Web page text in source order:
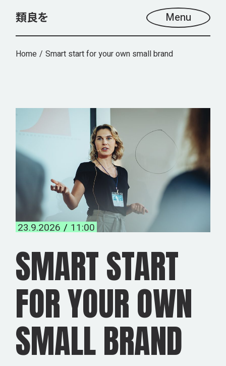
Menu
Home Smart start for your own small brand
23.9.2026 11:00
SMART START
FOR YOUR OWN
SMALL BRAND